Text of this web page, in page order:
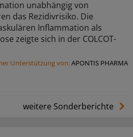
unabhängig von
das Rezidivrisiko. Die
Inflammation als
zeigte sich in der COLCOT-
Unterstützung von:APONTIS PHARMA
weitere Sonderberichte